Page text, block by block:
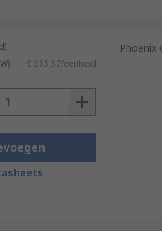
€ 515,57/eenheid
Phoenix